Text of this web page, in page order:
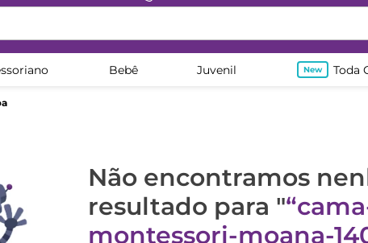
Bebê Juvenil Toda
Não encontramos
resultado para "
montessori-moana-